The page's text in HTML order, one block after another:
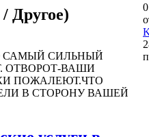
Другое)
САМЫЙ СИЛЬНЫЙ
ОТВОРОТ-ВАШИ
ПОЖАЛЕЮТ.ЧТО
В СТОРОНУ ВАШЕЙ